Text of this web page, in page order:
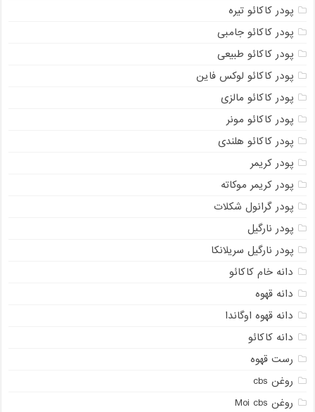
پودر کاکائو تیره
پودر کاکائو جامبی
پودر کاکائو طبیعی
پودر کاکائو لوکس فاین
پودر کاکائو مالزی
پودر کاکائو مونر
پودر کاکائو هلندی
پودر کریمر
پودر کریمر موکاته
پودر گرانول شکلات
پودر نارگیل
پودر نارگیل سریلانکا
دانه خام کاکائو
دانه قهوه
دانه قهوه اوگاندا
دانه کاکائو
رست قهوه
روغن cbs
روغن Moi cbs